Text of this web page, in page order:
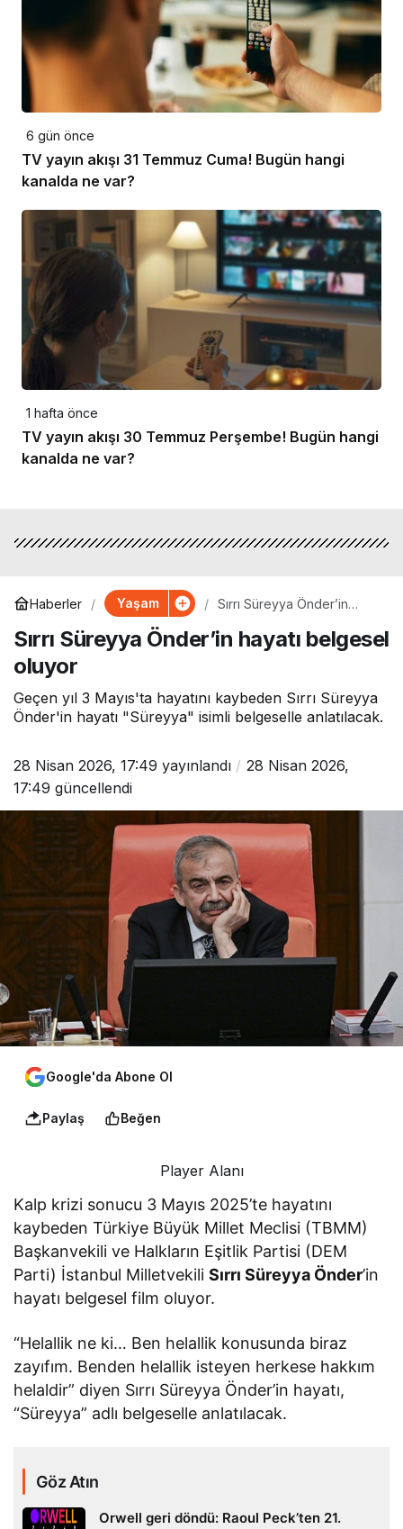
6 gün önce
TV yayın akışı 31 Temmuz Cuma! Bugün hangi
kanalda ne var?
1 hafta önce
TV yayın akışı 30 Temmuz Perşembe! Bugün hangi
kanalda ne var?
Haberler Yaşam
Sırrı Süreyya Önder’in
Sırrı Süreyya Önder’in hayatı belgesel
oluyor
Geçen yıl 3 Mayıs'ta hayatını kaybeden Sırrı Süreyya
Önder'in hayatı "Süreyya" isimli belgeselle anlatılacak.
28 Nisan 2026, 17:49 yayınlandı
28 Nisan 2026,
17:49 güncellendi
Google'da Abone Ol
Paylaş Beğen
Player Alanı
Kalp krizi sonucu 3 Mayıs 2025’te hayatını
kaybeden Türkiye Büyük Millet Meclisi (TBMM)
Başkanvekili ve Halkların Eşitlik Partisi (DEM
Parti) İstanbul MilletvekiliSırrı Süreyya Önder’in
hayatı belgesel film oluyor.
“Helallik ne ki… Ben helallik konusunda biraz
zayıfım. Benden helallik isteyen herkese hakkım
helaldir” diyen Sırrı Süreyya Önder’in hayatı,
“Süreyya” adlı belgeselle anlatılacak.
Göz Atın
Orwell geri döndü: Raoul Peck’ten 21.